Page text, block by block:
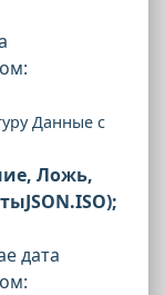
Данные с
Ложь,
дата